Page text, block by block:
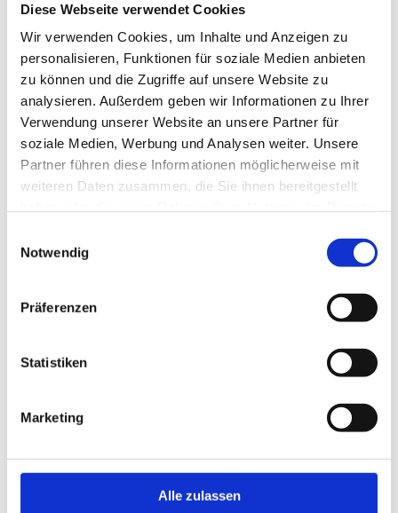
Diese Webseite verwendet Cookies
Wir verwenden Cookies, um Inhalte und Anzeigen zu
personalisieren, Funktionen für soziale Medien anbieten
zu können und die Zugriffe auf unsere Website zu
analysieren. Außerdem geben wir Informationen zu Ihrer
Verwendung unserer Website an unsere Partner für
soziale Medien, Werbung und Analysen weiter. Unsere
Partner führen diese Informationen möglicherweise mit
weiteren Daten zusammen, die Sie ihnen bereitgestellt
Notwendig
Präferenzen
Statistiken
Marketing
Alle zulassen
Address & Contact
Please provide the full address of your company’s
headquarters.
Street
Number
Postal code
City
Country
Company Email
Typically an info@ address
Phone number
Loading…